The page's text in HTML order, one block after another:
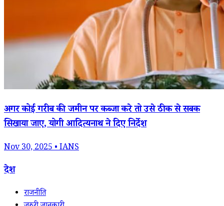
अगर कोई गरीब की जमीन पर कब्जा करे तो उसे ठीक से सबक
सिखाया जाए, योगी आदित्यनाथ ने दिए निर्देश
Nov 30, 2025 • IANS
देश
राजनीति